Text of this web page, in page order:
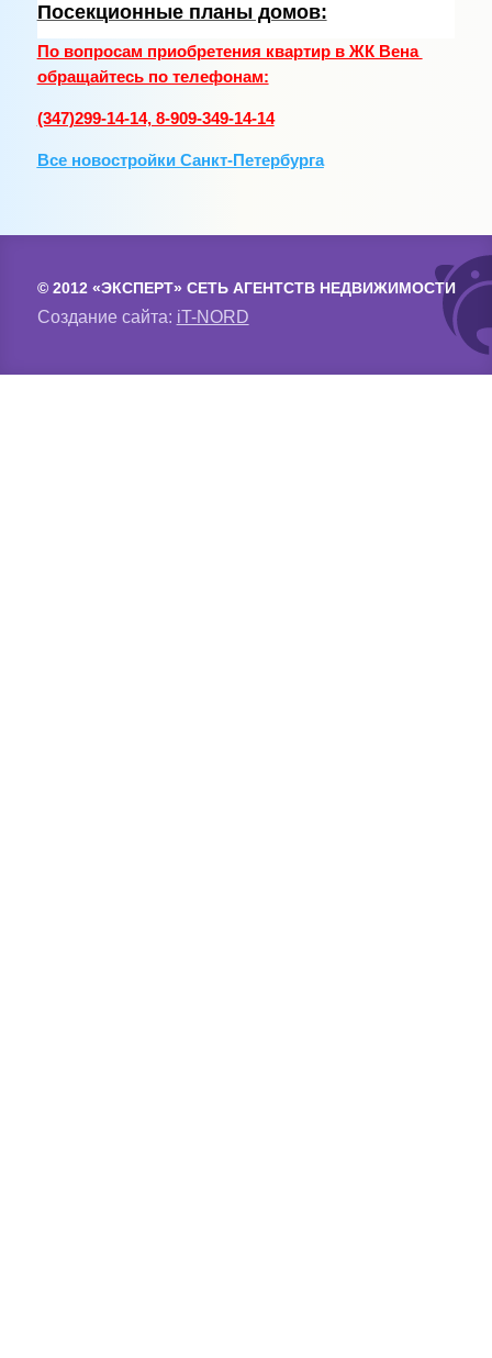
Посекционные планы домов:
По вопросам приобретения квартир в ЖК Вена
обращайтесь по телефонам:
(347)299-14-14, 8-909-349-14-14
Все новостройки Санкт-Петербурга
© 2012 «ЭКСПЕРТ» СЕТЬ АГЕНТСТВ НЕДВИЖИМОСТИ
Создание сайта: iT-NORD